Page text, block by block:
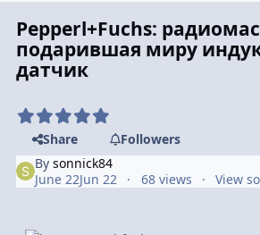
Pepperl+Fuchs:
подарившая миру
датчик
Share
Followers
Bysonnick84
June 22Jun 22 68 views View